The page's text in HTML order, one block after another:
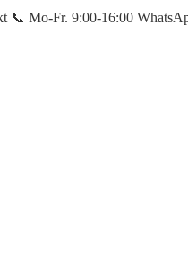
📞 Mo-Fr. 9:00-16:00